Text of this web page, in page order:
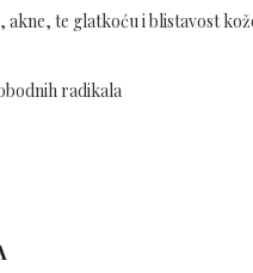
te glatkoću i blistavost
radikala